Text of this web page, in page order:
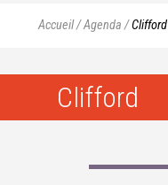
Accueil/Agenda /Clifford
Clifford